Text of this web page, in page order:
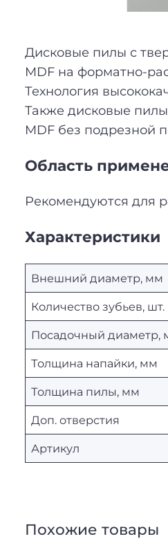
Дисковые пилы с
MDF на форматно-
Технология
Также дисковые
MDF без подрезной
Область
Рекомендуются для
Характеристики
Внешний диаметр, мм
Количество зубьев, шт.
Посадочный диаметр,
Толщина напайки, мм
Толщина пилы, мм
Доп. отверстия
Артикул
Похожие товары